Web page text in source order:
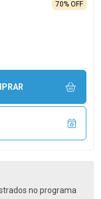
70% OFF
UNIDADE
no programa